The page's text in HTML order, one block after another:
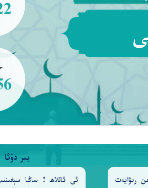
رىۋايەت
بىر دۇئا
ئى ئاللاھ ! ساڭا
ٱلَّذِى يُحْىِۦ وَيُمِيتُ قَالَ أَنَا۠
ٱلْقَوْمَ ٱلظَّـٰلِمِينَ ٢٥٨